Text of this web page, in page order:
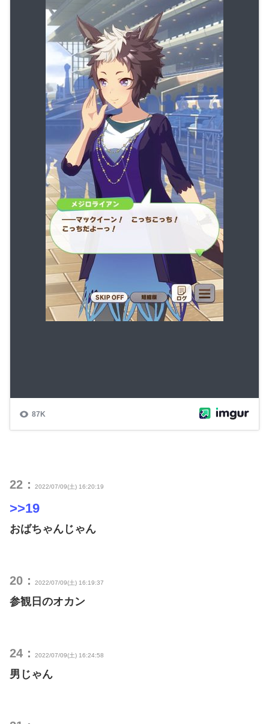
22： 2022/07/09(土) 16:20:19
>>19
おばちゃんじゃん
20： 2022/07/09(土) 16:19:37
参観日のオカン
24： 2022/07/09(土) 16:24:58
男じゃん